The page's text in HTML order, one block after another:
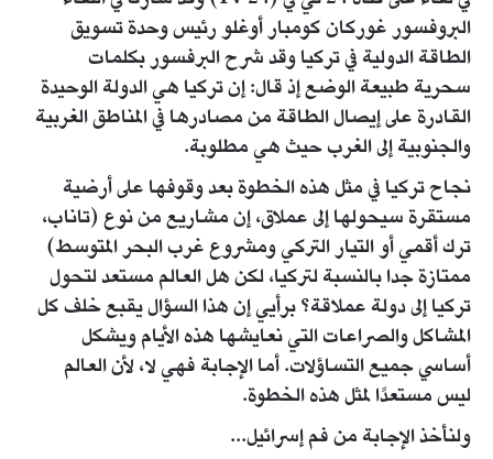
البروفسور غوركان كومبار أوغلو رئيس وحدة تسويق
الطاقة الدولية في تركيا وقد شرح البرفسور بكلمات
سحرية طبيعة الوضع إذ قال: إن تركيا هي الدولة الوحيدة
القادرة على إيصال الطاقة من مصادرها في المناطق الغربية
والجنوبية إلى الغرب حيث هي مطلوبة.
نجاح تركيا في مثل هذه الخطوة بعد وقوفها على أرضية
مستقرة سيحولها إلى عملاق، إن مشاريع من نوع (تاناب،
ترك أقمي أو التيار التركي ومشروع غرب البحر المتوسط)
ممتازة جدا بالنسبة لتركيا، لكن هل العالم مستعد لتحول
تركيا إلى دولة عملاقة؟ برأيي إن هذا السؤال يقبع خلف كل
المشاكل والصراعات التي نعايشها هذه الأيام ويشكل
أساسي جميع التساؤلات. أما الإجابة فهي لا، لأن العالم
ليس مستعدًا لمثل هذه الخطوة.
ولنأخذ الإجابة من فم إسرائيل...